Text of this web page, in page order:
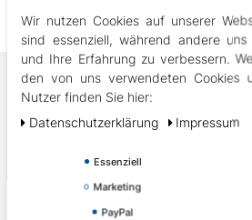
ihr Garant für
Outdoor-Whirlpools
Swimspas
Wir nutzen Cookies auf unserer
sind essenziell, während andere
und Ihre Erfahrung zu verbessern.
den von uns verwendeten Cookies
Nutzer finden Sie hier:
Daten­schutz­erklärung
Impressum
Essenziell
Marketing
PayPal